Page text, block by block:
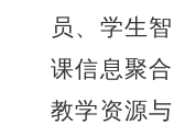
员、学生
课信息聚
教学资源